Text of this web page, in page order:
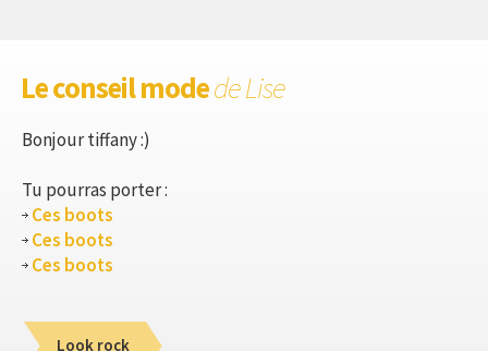
Le conseil modede Lise
Bonjour tiffany :)
Tu pourras porter :
Ces boots
Ces boots
Ces boots
Look rock